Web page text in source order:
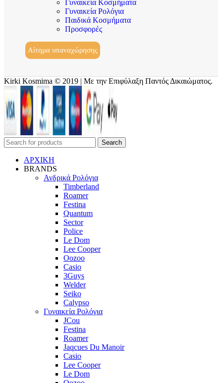
Γυναικεία Κοσμήματα
Γυναικεία Ρολόγια
Παιδικά Κοσμήματα
Προσφορές
Αίτημα υπαναχώρησης
Kirki Kosmima © 2019 | Με την Επιφύλαξη Παντός Δικαιώματος.
Search
ΑΡΧΙΚΗ
BRANDS
Ανδρικά Ρολόγια
Timberland
Roamer
Festina
Quantum
Sector
Police
Le Dom
Lee Cooper
Oozoo
Casio
3Guys
Welder
Seiko
Calypso
Γυναικεία Ρολόγια
JCou
Festina
Roamer
Jaqcues Du Manoir
Casio
Lee Cooper
Le Dom